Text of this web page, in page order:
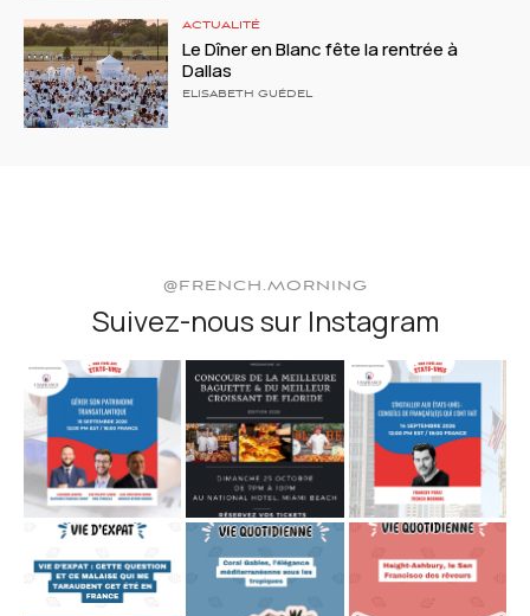
ACTUALITÉ
Le Dîner en Blanc fête la rentrée à
Dallas
ELISABETH GUÉDEL
@FRENCH.MORNING
Suivez-nous sur Instagram